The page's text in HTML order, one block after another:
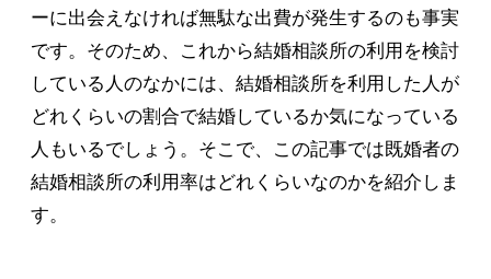
ーに出会えなければ無駄な出費が発生するのも事実
です。そのため、これから結婚相談所の利用を検討
している人のなかには、結婚相談所を利用した人が
どれくらいの割合で結婚しているか気になっている
人もいるでしょう。そこで、この記事では既婚者の
結婚相談所の利用率はどれくらいなのかを紹介しま
す。